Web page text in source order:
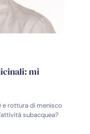
mi
e rottura di menisco
subacquea?